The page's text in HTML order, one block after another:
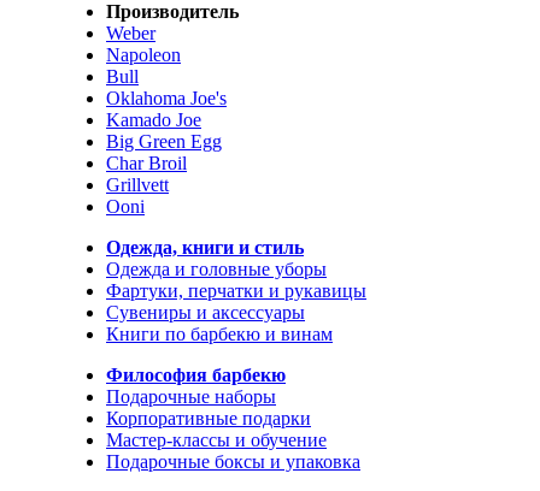
Производитель
Weber
Napoleon
Bull
Oklahoma Joe's
Kamado Joe
Big Green Egg
Char Broil
Grillvett
Ooni
Одежда, книги и стиль
Одежда и головные уборы
Фартуки, перчатки и рукавицы
Сувениры и аксессуары
Книги по барбекю и винам
Философия барбекю
Подарочные наборы
Корпоративные подарки
Мастер-классы и обучение
Подарочные боксы и упаковка